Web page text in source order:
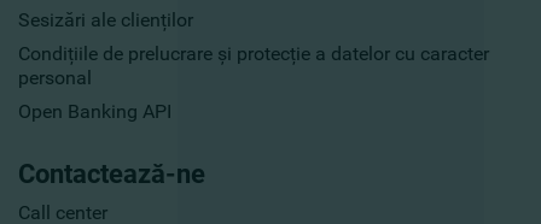
Sesizări ale clienților
Condițiile de prelucrare și protecție a datelor cu caracter
personal
Open Banking API
Contactează-ne
Call center